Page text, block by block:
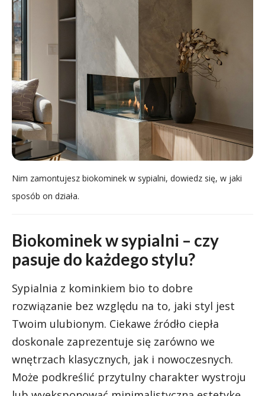
Nim zamontujesz biokominek w sypialni, dowiedz się, w jaki
sposób on działa.
Biokominek w sypialni – czy
pasuje do każdego stylu?
Sypialnia z kominkiem bio to dobre
rozwiązanie bez względu na to, jaki styl jest
Twoim ulubionym. Ciekawe źródło ciepła
doskonale zaprezentuje się zarówno we
wnętrzach klasycznych, jak i nowoczesnych.
Może podkreślić przytulny charakter wystroju